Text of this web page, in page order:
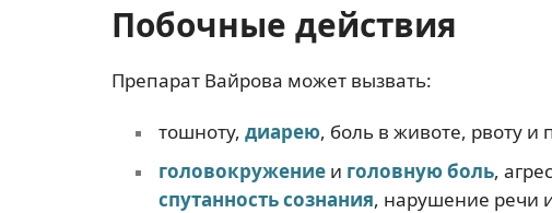
Побочные действия
Препарат Вайрова может вызвать:
тошноту, диарею, боль в животе, рвоту
головокружениеи головную боль,
спутанность сознания, нарушение речи